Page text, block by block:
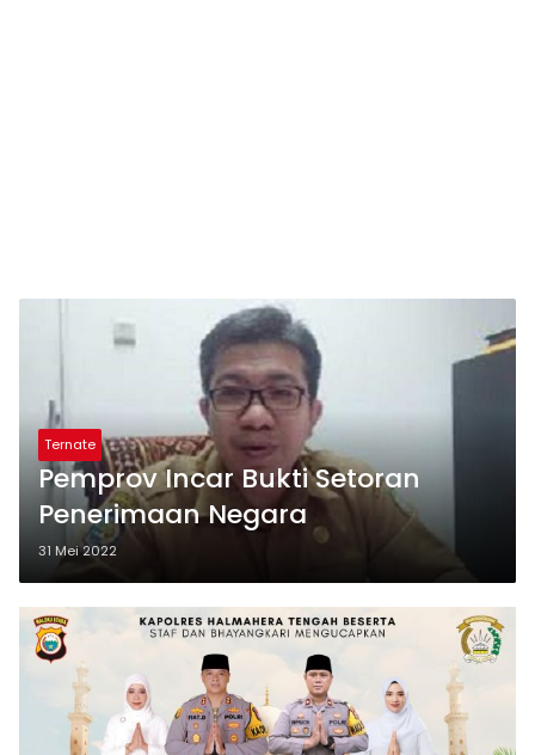
Ternate
Pemprov Incar Bukti Setoran
Penerimaan Negara
31 Mei 2022